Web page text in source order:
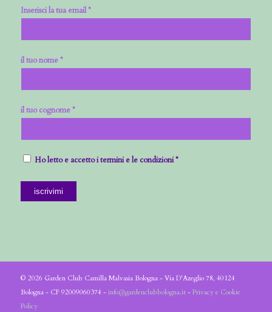
Inserisci la tua email *
il tuo nome *
il tuo cognome *
Ho letto e accetto i termini e le condizioni *
© 2026 Garden Club Camilla Malvasia Bologna - Via D'Azeglio 78, 40124
Bologna - CF 92009060374 - info@gardenclubbologna.it- Privacy e Cookie
Policy